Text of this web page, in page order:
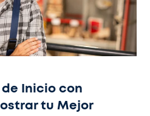
de Inicio con
tu Mejor